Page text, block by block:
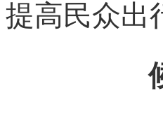
高民众出